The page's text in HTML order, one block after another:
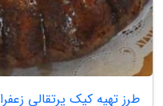
طرز تهیه کیک پرتقالی